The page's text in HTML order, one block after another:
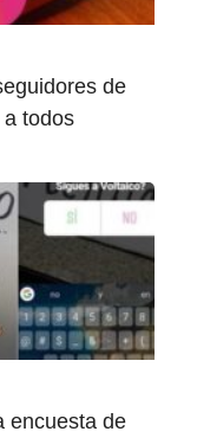
de
todos
encuesta de